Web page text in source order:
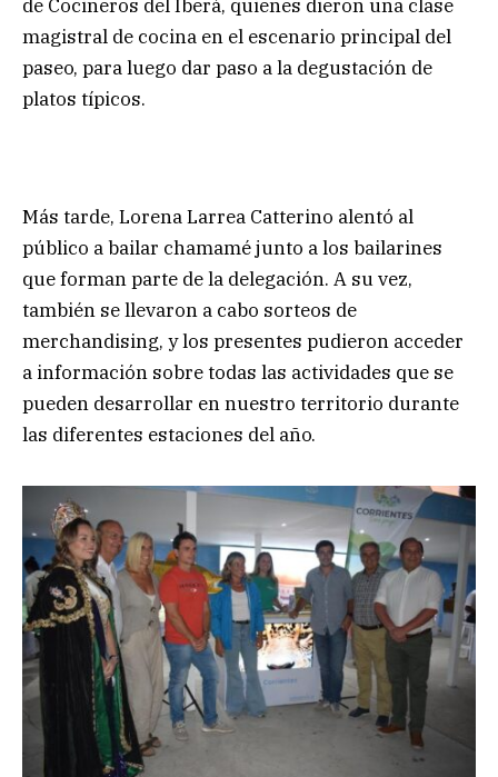
de Cocineros del Iberá, quienes dieron una clase
magistral de cocina en el escenario principal del
paseo, para luego dar paso a la degustación de
platos típicos.
Más tarde, Lorena Larrea Catterino alentó al
público a bailar chamamé junto a los bailarines
que forman parte de la delegación. A su vez,
también se llevaron a cabo sorteos de
merchandising, y los presentes pudieron acceder
a información sobre todas las actividades que se
pueden desarrollar en nuestro territorio durante
las diferentes estaciones del año.